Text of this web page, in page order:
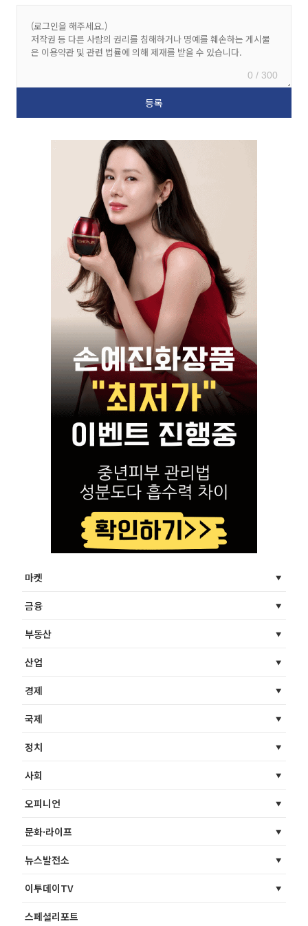
0 / 300
마켓
금융
부동산
산업
경제
국제
정치
사회
오피니언
문화·라이프
뉴스발전소
이투데이TV
스페셜리포트